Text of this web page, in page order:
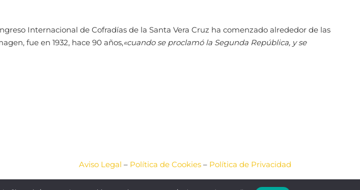
Internacional de Cofradías de la Santa Vera Cruz ha comenzado alrededor de las
fue en 1932, hace 90 años,«cuando se proclamó la Segunda República, y se
Aviso Legal – Política de Cookies – Política de Privacidad